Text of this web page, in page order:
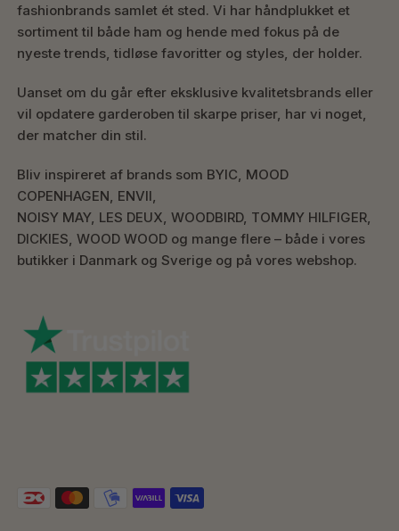
fashionbrands samlet ét sted. Vi har håndplukket et
sortiment til både ham og hende med fokus på de
nyeste trends, tidløse favoritter og styles, der holder.
Uanset om du går efter eksklusive kvalitetsbrands eller
vil opdatere garderoben til skarpe priser, har vi noget,
der matcher din stil.
Bliv inspireret af brands som BYIC, MOOD
COPENHAGEN, ENVII,
NOISY MAY, LES DEUX, WOODBIRD, TOMMY HILFIGER,
DICKIES, WOOD WOOD og mange flere – både i vores
butikker i Danmark og Sverige og på vores webshop.